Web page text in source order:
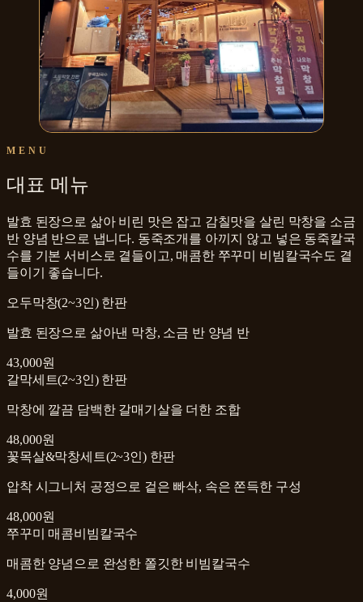
MENU
대표 메뉴
발효 된장으로 삶아 비린 맛은 잡고 감칠맛을 살린 막창을 소금
반 양념 반으로 냅니다. 동죽조개를 아끼지 않고 넣은 동죽칼국
수를 기본 서비스로 곁들이고, 매콤한 쭈꾸미 비빔칼국수도 곁
들이기 좋습니다.
오두막창(2~3인) 한판
발효 된장으로 삶아낸 막창, 소금 반 양념 반
43,000원
갈막세트(2~3인) 한판
막창에 깔끔 담백한 갈매기살을 더한 조합
48,000원
꽃목살&막창세트(2~3인) 한판
압착 시그니처 공정으로 겉은 빠삭, 속은 쫀득한 구성
48,000원
쭈꾸미 매콤비빔칼국수
매콤한 양념으로 완성한 쫄깃한 비빔칼국수
4,000원